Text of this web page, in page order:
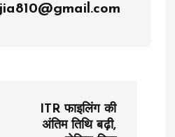
ITR फाइलिंग की
अंतिम तिथि बढ़ी,